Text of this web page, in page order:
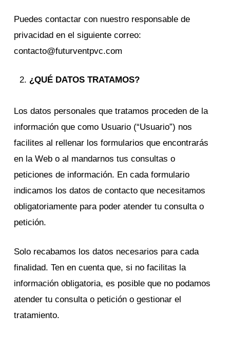
Puedes contactar con nuestro responsable de
privacidad en el siguiente correo:
contacto@futurventpvc.com
¿QUÉ DATOS TRATAMOS?
Los datos personales que tratamos proceden de la
información que como Usuario (“Usuario”) nos
facilites al rellenar los formularios que encontrarás
en la Web o al mandarnos tus consultas o
peticiones de información. En cada formulario
indicamos los datos de contacto que necesitamos
obligatoriamente para poder atender tu consulta o
petición.
Solo recabamos los datos necesarios para cada
finalidad. Ten en cuenta que, si no facilitas la
información obligatoria, es posible que no podamos
atender tu consulta o petición o gestionar el
tratamiento.